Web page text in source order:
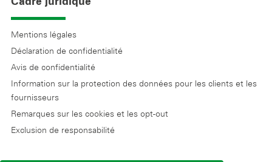
Mentions légales
Déclaration de confidentialité
Avis de confidentialité
Information sur la protection des données pour les clients et les
fournisseurs
Remarques sur les cookies et les opt-out
Exclusion de responsabilité